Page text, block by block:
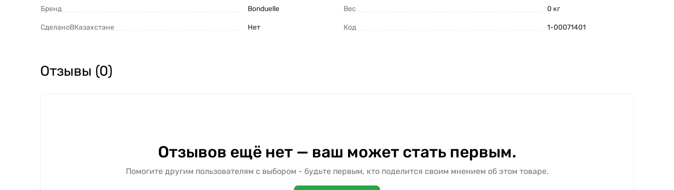
Бренд Bonduelle
СделаноВКазахстане Нет
Вес 0 кг
Код 1-00071401
Отзывы (0)
Отзывов ещё нет — ваш может стать первым.
Помогите другим пользователям с выбором - будьте первым, кто поделится своим мнением об этом товаре.